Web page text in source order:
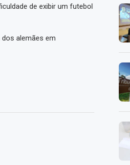
de exibir um futebol
alemães em